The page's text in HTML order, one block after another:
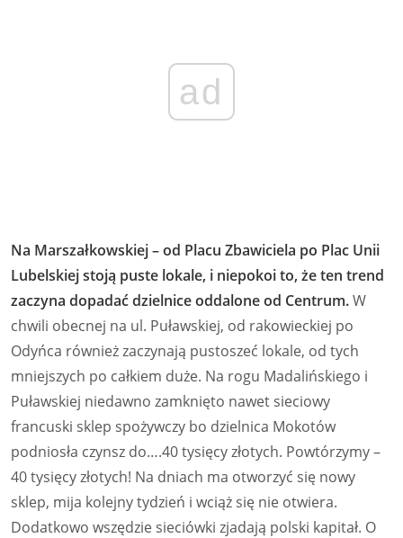
ad
Na Marszałkowskiej – od Placu Zbawiciela po Plac Unii
Lubelskiej stoją puste lokale, i niepokoi to, że ten trend
zaczyna dopadać dzielnice oddalone od Centrum.W
chwili obecnej na ul. Puławskiej, od rakowieckiej po
Odyńca również zaczynają pustoszeć lokale, od tych
mniejszych po całkiem duże. Na rogu Madalińskiego i
Puławskiej niedawno zamknięto nawet sieciowy
francuski sklep spożywczy bo dzielnica Mokotów
podniosła czynsz do….40 tysięcy złotych. Powtórzymy –
40 tysięcy złotych! Na dniach ma otworzyć się nowy
sklep, mija kolejny tydzień i wciąż się nie otwiera.
Dodatkowo wszędzie sieciówki zjadają polski kapitał. O